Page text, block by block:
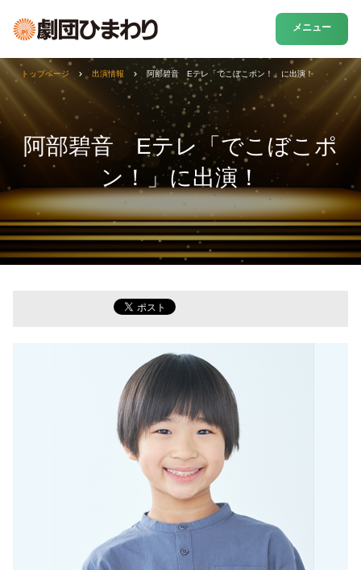
メニュー
阿部碧音 Eテレ「でこぼこポ
ン！」に出演！
トップページ 出演情報 阿部碧音 Eテレ「でこぼこポン！」に出演！